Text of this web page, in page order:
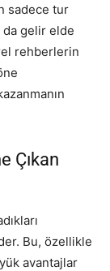
sadece tur
da gelir elde
rehberlerin
Çıkan
Bu, özellikle
avantajlar